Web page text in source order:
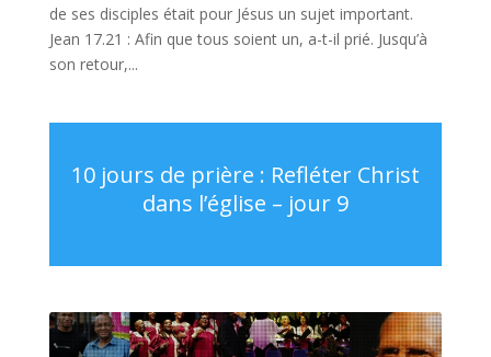
de ses disciples était pour Jésus un sujet important.
Jean 17.21 : Afin que tous soient un, a-t-il prié. Jusqu’à
son retour,...
10 jours de prière : Refléter Christ
dans l’église – jour 9